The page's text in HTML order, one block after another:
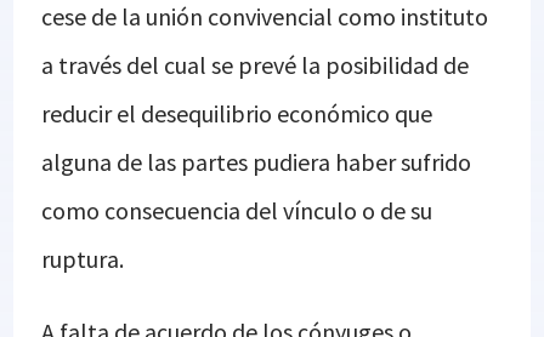
cese de la unión convivencial como instituto
a través del cual se prevé la posibilidad de
reducir el desequilibrio económico que
alguna de las partes pudiera haber sufrido
como consecuencia del vínculo o de su
ruptura.